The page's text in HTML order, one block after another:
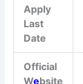
Apply
Last
Date
Official
Website